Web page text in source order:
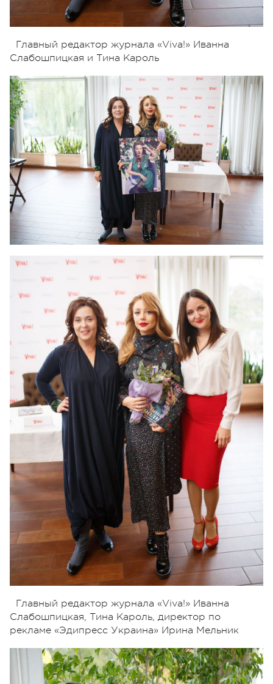
Главный редактор журнала «Viva!» Иванна
Слабошпицкая и Тина Кароль
Главный редактор журнала «Viva!» Иванна
Слабошпицкая, Тина Кароль, директор по
рекламе «Эдипресс Украина» Ирина Мельник